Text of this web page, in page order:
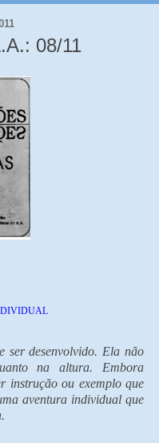
08/11
ser desenvolvido. Ela não
na altura. Embora
instrução ou exemplo que
aventura individual que